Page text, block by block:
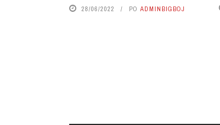
28/06/2022 PO ADMINBIGBOJ